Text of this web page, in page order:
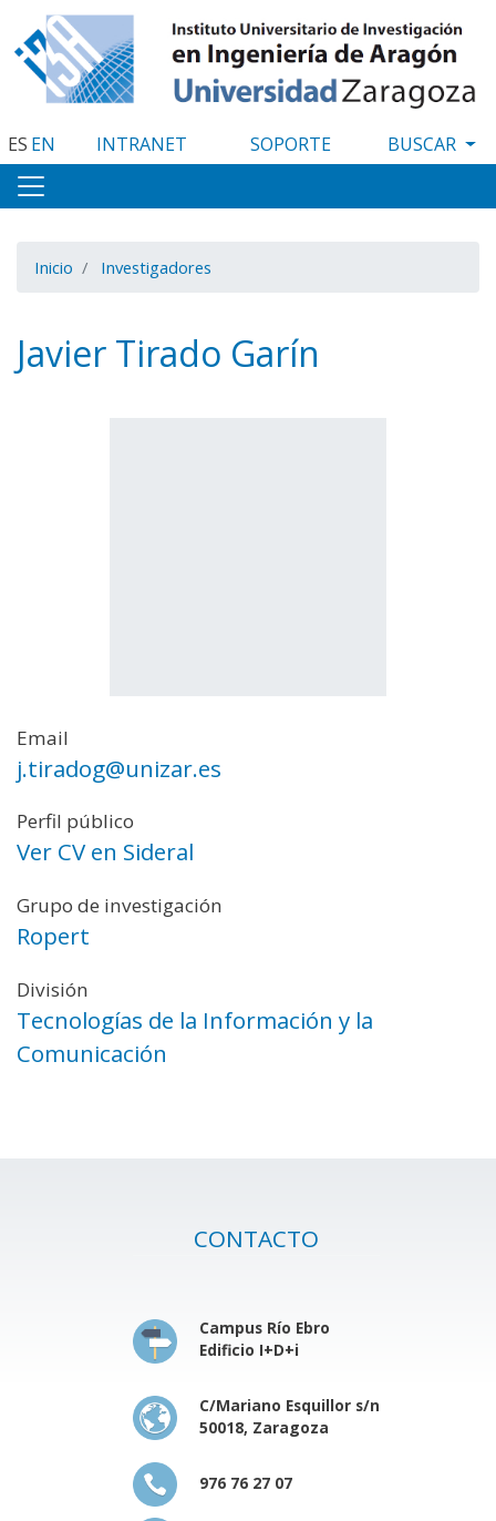
al
contenido
principal
ES EN INTRANET SOPORTE
Inicio Investigadores
Javier Tirado Garín
Email
j.tiradog@unizar.es
Perfil público
Ver CV en Sideral
Grupo de investigación
Ropert
División
Tecnologías de la Información y la
Comunicación
CONTACTO
Campus Río Ebro
Edificio I+D+i
C/Mariano Esquillor s/n
50018, Zaragoza
976 76 27 07